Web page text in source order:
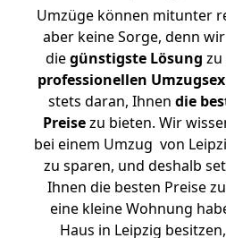
Umzüge können mitunter
aber keine Sorge, denn
diegünstigste Lösung zu
professionellen
stets daran, Ihnen die
Preisezu bieten. Wir
bei einem Umzug von
zu sparen, und deshalb
Ihnen die besten Preise
eine kleine Wohnung
Haus in Leipzig